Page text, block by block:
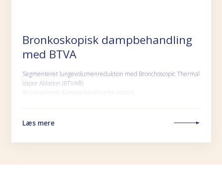
Bronkoskopisk dampbehandling
med BTVA
Segmenteret lungevolumenreduktion med Bronchoscopic Thermal
Vapor Ablation (BTVA®)
Bronkoskopisk dampbehandling for patient…
Læs mere